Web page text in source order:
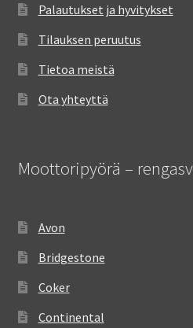
Palautukset ja hyvitykset
Tilauksen peruutus
Tietoa meistä
Ota yhteyttä
Moottoripyörä –
Avon
Bridgestone
Coker
Continental